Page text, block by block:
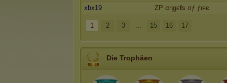
xbx19
ZP αηgєℓѕ σƒ ƒιяє
1 2 3 ... 15 16 17
Die Trophäen